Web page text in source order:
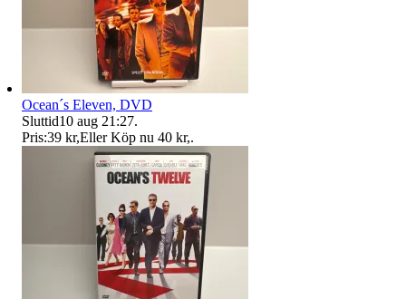
Ocean´s Eleven, DVD
Sluttid10 aug 21:27.
Pris:39 kr,Eller Köp nu 40 kr,.